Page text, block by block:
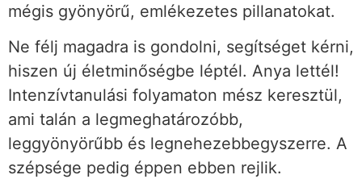
mégis gyönyörű, emlékezetes pillanatokat.
Ne félj magadra is gondolni, segítséget kérni,
hiszen új életminőségbe léptél. Anya lettél!
Intenzívtanulási folyamaton mész keresztül,
ami talán a legmeghatározóbb,
leggyönyörűbb és legnehezebbegyszerre. A
szépsége pedig éppen ebben rejlik.